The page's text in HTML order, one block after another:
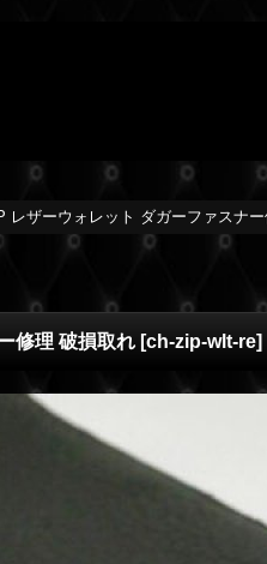
レザーウォレット ダガーファスナ
修理 破損取れ [ch-zip-wlt-re]